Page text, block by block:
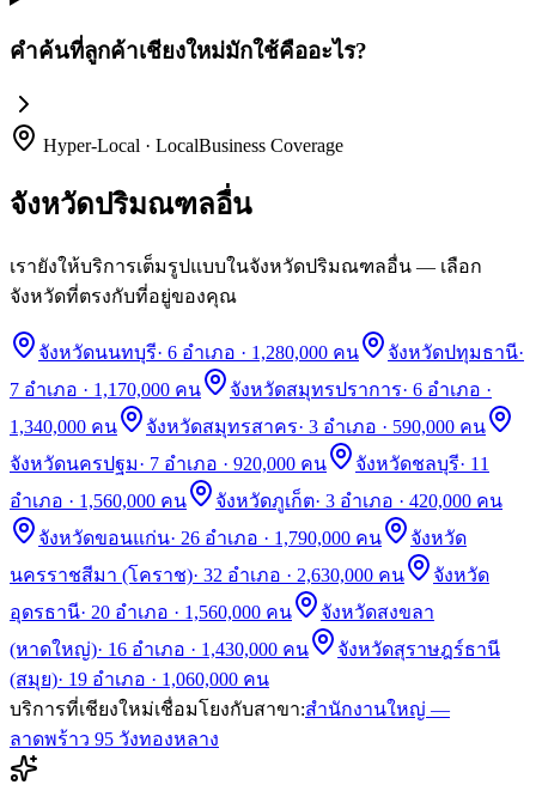
คำค้นที่ลูกค้าเชียงใหม่มักใช้คืออะไร?
Hyper-Local · LocalBusiness Coverage
จังหวัดปริมณฑลอื่น
เรายังให้บริการเต็มรูปแบบในจังหวัดปริมณฑลอื่น — เลือก
จังหวัดที่ตรงกับที่อยู่ของคุณ
จังหวัดนนทบุรี· 6 อำเภอ · 1,280,000 คน จังหวัดปทุมธานี·
7 อำเภอ · 1,170,000 คน
จังหวัดสมุทรปราการ· 6 อำเภอ ·
1,340,000 คน
จังหวัดสมุทรสาคร· 3 อำเภอ · 590,000 คน
จังหวัดนครปฐม· 7 อำเภอ · 920,000 คน จังหวัดชลบุรี· 11
อำเภอ · 1,560,000 คน
จังหวัดภูเก็ต· 3 อำเภอ · 420,000 คน
จังหวัดขอนแก่น· 26 อำเภอ · 1,790,000 คน
จังหวัด
นครราชสีมา (โคราช)· 32 อำเภอ · 2,630,000 คน
จังหวัด
อุดรธานี· 20 อำเภอ · 1,560,000 คน
จังหวัดสงขลา
(หาดใหญ่)· 16 อำเภอ · 1,430,000 คน
จังหวัดสุราษฎร์ธานี
(สมุย)· 19 อำเภอ · 1,060,000 คน
บริการที่เชียงใหม่เชื่อมโยงกับสาขา:สำนักงานใหญ่ —
ลาดพร้าว 95 วังทองหลาง